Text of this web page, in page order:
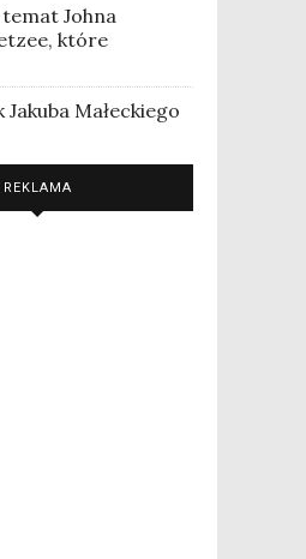
Johna
które
Jakuba Małeckiego
REKLAMA